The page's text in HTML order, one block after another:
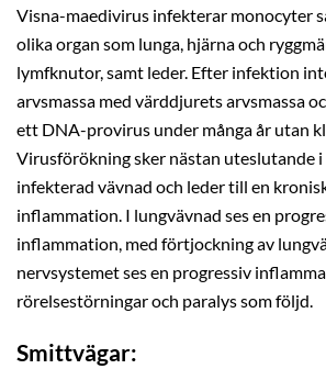
Visna-maedivirus infekterar monocyter
olika organ som lunga, hjärna och
lymfknutor, samt leder. Efter infektion
arvsmassa med värddjurets arvsmassa
ett DNA-provirus under många år utan
Virusförökning sker nästan uteslutande i
infekterad vävnad och leder till en
inflammation. I lungvävnad ses en
inflammation, med förtjockning av
nervsystemet ses en progressiv
rörelsestörningar och paralys som följd.
Smittvägar: